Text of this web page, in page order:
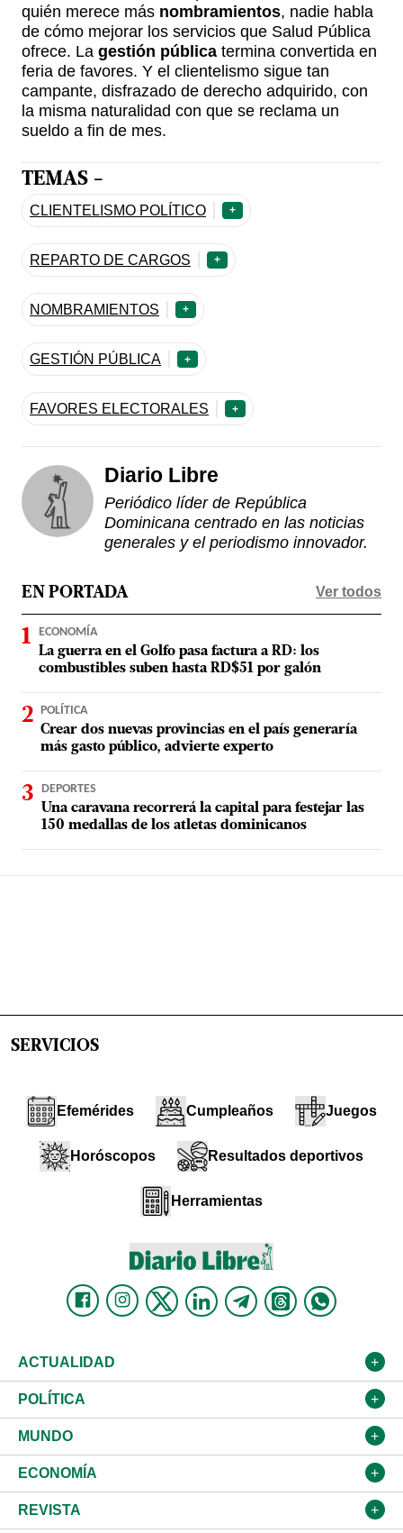
quién merece más nombramientos, nadie habla
de cómo mejorar los servicios que Salud Pública
ofrece. La gestión pública termina convertida en
feria de favores. Y el clientelismo sigue tan
campante, disfrazado de derecho adquirido, con
la misma naturalidad con que se reclama un
sueldo a fin de mes.
TEMAS -
CLIENTELISMO POLÍTICO +
REPARTO DE CARGOS +
NOMBRAMIENTOS +
GESTIÓN PÚBLICA +
FAVORES ELECTORALES +
Diario Libre
Periódico líder de República
Dominicana centrado en las noticias
generales y el periodismo innovador.
EN PORTADA Ver todos
ECONOMÍA
La guerra en el Golfo pasa factura a RD: los
combustibles suben hasta RD$51 por galón
POLÍTICA
Crear dos nuevas provincias en el país generaría
más gasto público, advierte experto
DEPORTES
Una caravana recorrerá la capital para festejar las
150 medallas de los atletas dominicanos
SERVICIOS
Efemérides Cumpleaños Juegos
Horóscopos Resultados deportivos
Herramientas
ACTUALIDAD
Nacional
Ciudad
Educación
Salud
POLÍTICA
Partidos
JCE
TSE
MUNDO
Estados Unidos
América Latina
ECONOMÍA
Finanzas
REVISTA